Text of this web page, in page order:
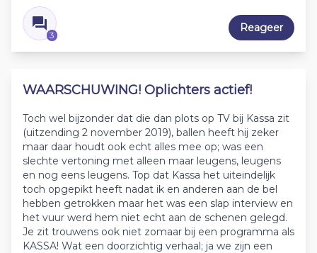
3
Reageer
WAARSCHUWING! Oplichters actief!
Toch wel bijzonder dat die dan plots op TV bij Kassa zit
(uitzending 2 november 2019), ballen heeft hij zeker
maar daar houdt ook echt alles mee op; was een
slechte vertoning met alleen maar leugens, leugens
en nog eens leugens. Top dat Kassa het uiteindelijk
toch opgepikt heeft nadat ik en anderen aan de bel
hebben getrokken maar het was een slap interview en
het vuur werd hem niet echt aan de schenen gelegd.
Je zit trouwens ook niet zomaar bij een programma als
KASSA! Wat een doorzichtig verhaal; ja we zijn een